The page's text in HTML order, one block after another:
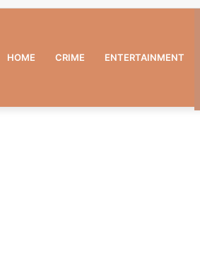
HOME CRIME ENTERTAINMENT